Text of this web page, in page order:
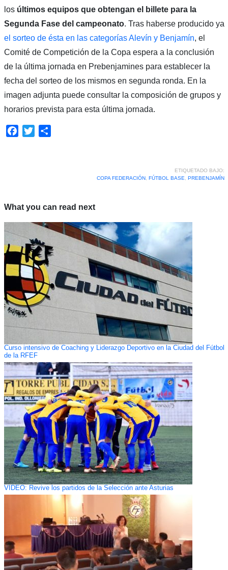
los últimos equipos que obtengan el billete para la
Segunda Fase del campeonato. Tras haberse producido ya
el sorteo de ésta en las categorías Alevín y Benjamín, el
Comité de Competición de la Copa espera a la conclusión
de la última jornada en Prebenjamines para establecer la
fecha del sorteo de los mismos en segunda ronda. En la
imagen adjunta puede consultar la composición de grupos y
horarios prevista para esta última jornada.
Facebook
Twitter
ETIQUETADO BAJO:
COPA FEDERACIÓN, FÚTBOL BASE PREBENJAMÍN
What you can read next
Curso intensivo de Coaching y Liderazgo Deportivo en la Ciudad del Fútbol
de la RFEF
VIDEO: Revive los partidos de la Selección ante Asturias